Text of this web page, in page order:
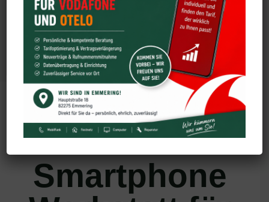
iPhone
Samsung
Tablet
Die
Smartphone